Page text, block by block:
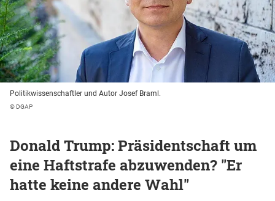
Politikwissenschaftler und Autor Josef Braml.
© DGAP
Donald Trump: Präsidentschaft um
eine Haftstrafe abzuwenden? "Er
hatte keine andere Wahl"